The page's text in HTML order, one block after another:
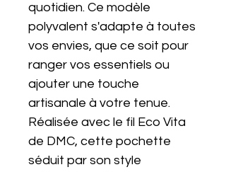
quotidien. Ce modèle
polyvalent s'adapte à toutes
vos envies, que ce soit pour
ranger vos essentiels ou
ajouter une touche
artisanale à votre tenue.
Réalisée avec le fil Eco Vita
de DMC, cette pochette
séduit par son style